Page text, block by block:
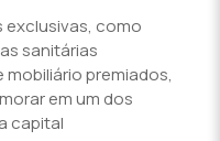
como
sanitárias
premiados,
em um dos
capital